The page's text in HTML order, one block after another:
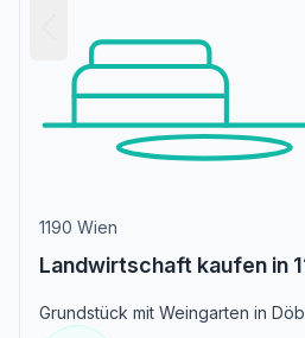
1190 Wien
Landwirtschaft kaufen in
Grundstück mit Weingarten in